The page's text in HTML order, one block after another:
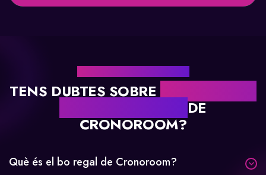
TENS DUBTES SOBRE
DE
CRONOROOM?
Què és el bo regal de Cronoroom?